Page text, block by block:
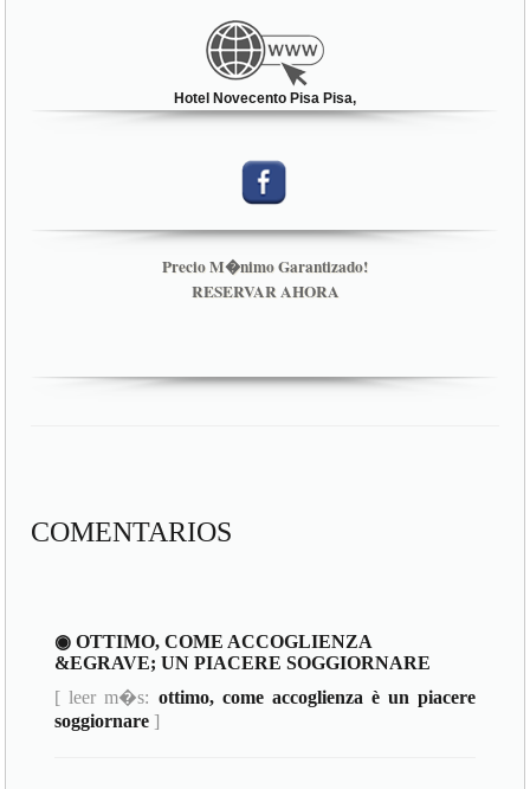
Hotel Novecento Pisa Pisa,
Precio M�nimo Garantizado!
RESERVAR AHORA
COMENTARIOS
◉ OTTIMO, COME ACCOGLIENZA
&EGRAVE; UN PIACERE SOGGIORNARE
[ leer m�s: ottimo, come accoglienza è un piacere
soggiornare ]